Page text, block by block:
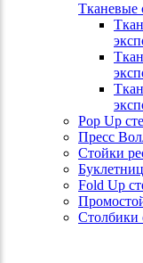
Тканевые
Pop Up
Пресс
Стойки
Fold Up
Столбики